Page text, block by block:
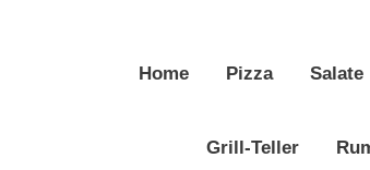
Home Pizza Salate
Grill-Teller